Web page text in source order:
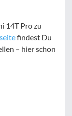
14T Pro zu
findest Du
– hier schon